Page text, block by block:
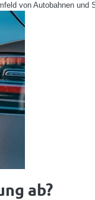
von Autobahnen
ab?